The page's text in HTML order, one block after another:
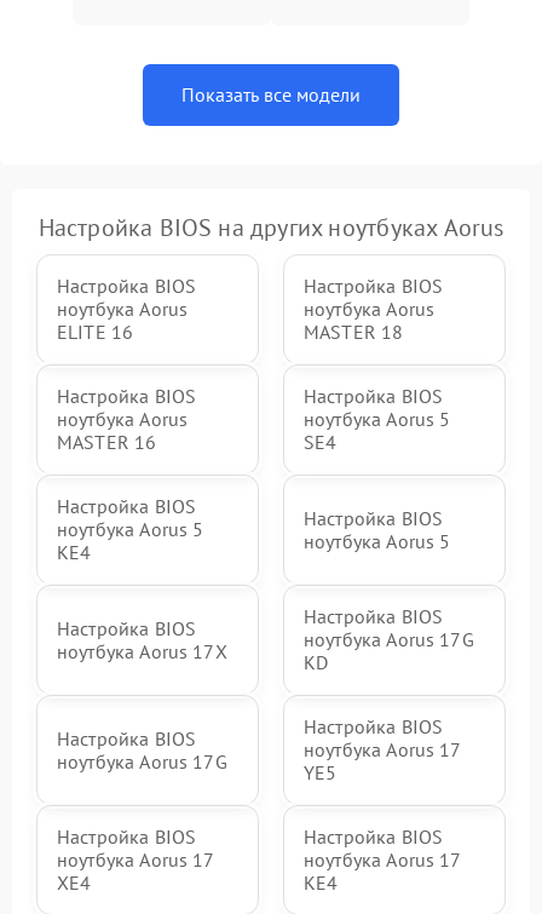
Показать все модели
Настройка BIOS на других ноутбуках Aorus
Настройка BIOS
ноутбука Aorus
ELITE 16
Настройка BIOS
ноутбука Aorus
MASTER 18
Настройка BIOS
ноутбука Aorus
MASTER 16
Настройка BIOS
ноутбука Aorus 5
SE4
Настройка BIOS
ноутбука Aorus 5
KE4
Настройка BIOS
ноутбука Aorus 5
Настройка BIOS
ноутбука Aorus 17X
Настройка BIOS
ноутбука Aorus 17G
KD
Настройка BIOS
ноутбука Aorus 17G
Настройка BIOS
ноутбука Aorus 17
YE5
Настройка BIOS
ноутбука Aorus 17
XE4
Настройка BIOS
ноутбука Aorus 17
KE4